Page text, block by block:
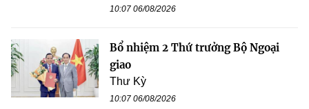
10:07 06/08/2026
Bổ nhiệm 2 Thứ trưởng Bộ Ngoại
giao
Thư Kỳ
10:07 06/08/2026